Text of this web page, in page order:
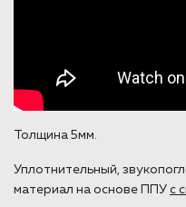
Толщина 5мм.
Уплотнительный,
материал на основе ППУ с